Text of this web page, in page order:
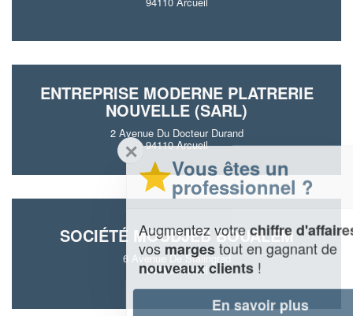
ENTREPRISE MODERNE PLATRERIE
NOUVELLE (SARL)
2 Avenue Du Docteur Durand
94110 Arcueil
SOCIÉTÉ MOUDJEB BOUALEM
6 Avenue De Stalingrad
94110 Arcueil
Vous êtes un
professionnel ?
Augmentez votrechiffre d'affaireset
vosmargestout en gagnant de
nouveaux clients!
En savoir plus